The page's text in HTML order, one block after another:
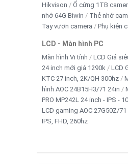
Hikvison
Ổ cứng 1TB
nhớ 64G Biwin
Thẻ nhớ
Tay vươn camera
Phụ kiện
LCD - Màn hình PC
Màn hình Vi tính
LCD Giá
24 inch mới giá 1290k
LCD
KTC 27 inch, 2K/QH 300hz
hình AOC 24B15H3/71 24in
PRO MP242L 24 inch - IPS -
LCD gaming AOC 27G50Z/71
IPS, FHD, 260hz